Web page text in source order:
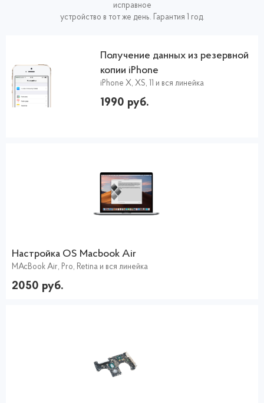
исправное
устройство в тот же день. Гарантия 1 год.
Получение данных из резервной
копии iPhone
iPhone X, XS, 11 и вся линейка
1990 руб.
Настройка ОS Macbook Air
MAcBook Air, Pro, Retina и вся линейка
2050 руб.